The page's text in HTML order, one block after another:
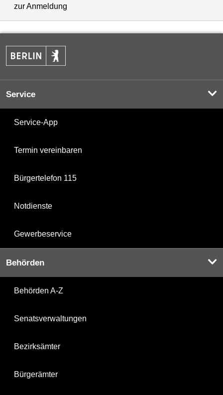
zur Anmeldung
Service
Service-App
Termin vereinbaren
Bürgertelefon 115
Notdienste
Gewerbeservice
Behörden
Behörden A-Z
Senatsverwaltungen
Bezirksämter
Bürgerämter